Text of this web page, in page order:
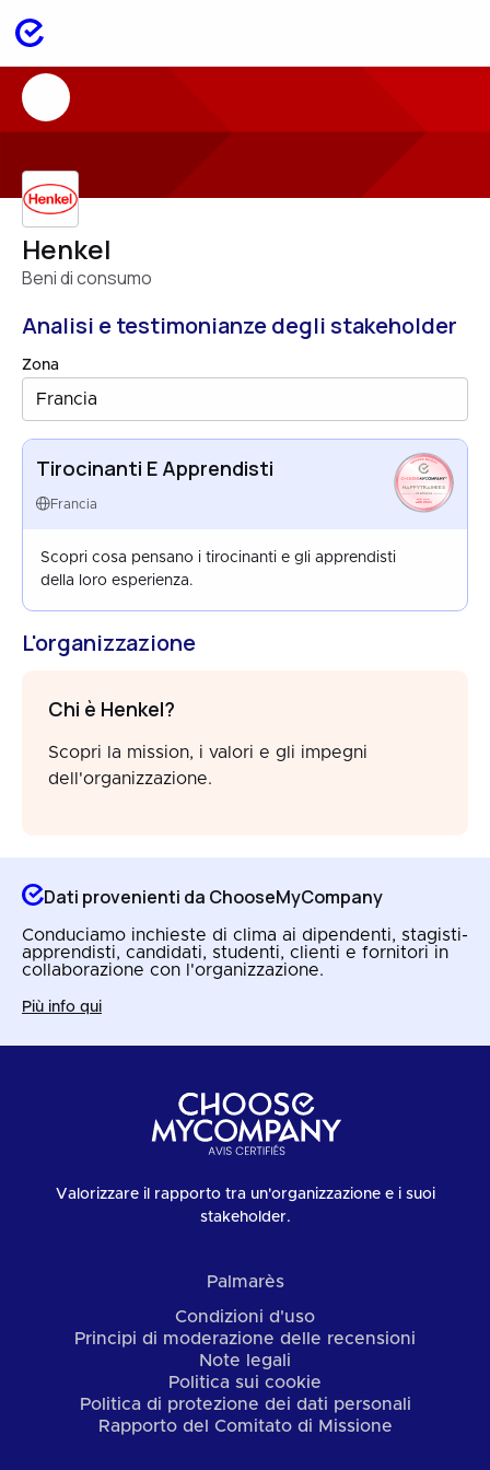
Henkel
Beni di consumo
Analisi e testimonianze degli stakeholder
Zona
Francia
Tirocinanti E Apprendisti
Francia
HAPPYTRAINEES
FRANCE
AUG 2025
Scopri cosa pensano i tirocinanti e gli apprendisti
della loro esperienza.
L'organizzazione
Chi è Henkel?
Scopri la mission, i valori e gli impegni
dell'organizzazione.
Dati provenienti da ChooseMyCompany
Conduciamo inchieste di clima ai dipendenti, stagisti-
apprendisti, candidati, studenti, clienti e fornitori in
collaborazione con l'organizzazione.
Più info qui
Valorizzare il rapporto tra un'organizzazione e i suoi
stakeholder.
Palmarès
Condizioni d'uso
Principi di moderazione delle recensioni
Note legali
Politica sui cookie
Politica di protezione dei dati personali
Rapporto del Comitato di Missione